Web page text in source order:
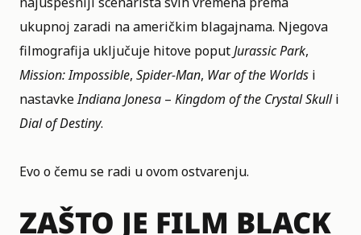
ukupnoj zaradi na američkim blagajnama. Njegova
filmografija uključuje hitove poputJurassic Park,
Mission: Impossible, Spider-Man, War of the Worlds i
nastavkeIndiana Jonesa – Kingdom of the Crystal Skulli
Dial of Destiny.
Evo o čemu se radi u ovom ostvarenju.
ZAŠTO JE FILM BLACK